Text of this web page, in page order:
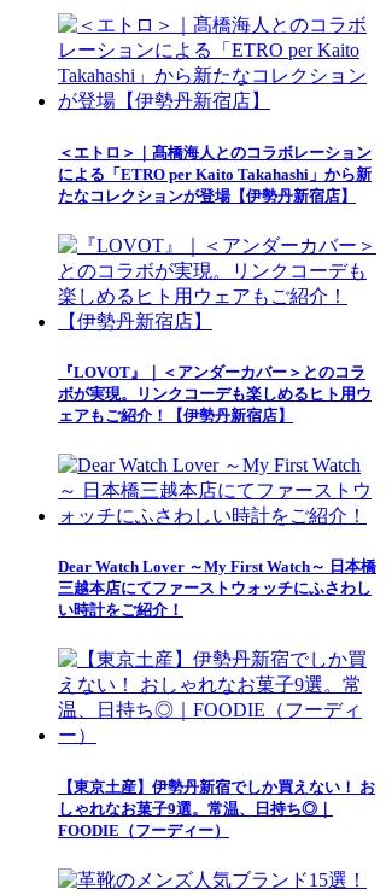
＜エトロ＞｜髙橋海人とのコラボレーション
による「ETRO per Kaito Takahashi」から新
たなコレクションが登場【伊勢丹新宿店】
『LOVOT』｜＜アンダーカバー＞とのコラ
ボが実現。リンクコーデも楽しめるヒト用ウ
ェアもご紹介！【伊勢丹新宿店】
Dear Watch Lover ～My First Watch～ 日本橋
三越本店にてファーストウォッチにふさわし
い時計をご紹介！
【東京土産】伊勢丹新宿でしか買えない！ お
しゃれなお菓子9選。常温、日持ち◎｜
FOODIE（フーディー）